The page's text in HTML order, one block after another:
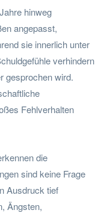
hinweg
angepasst,
sie innerlich unter
verhindern
gesprochen wird.
Fehlverhalten
die
sind keine Frage
Ausdruck tief
Ängsten,